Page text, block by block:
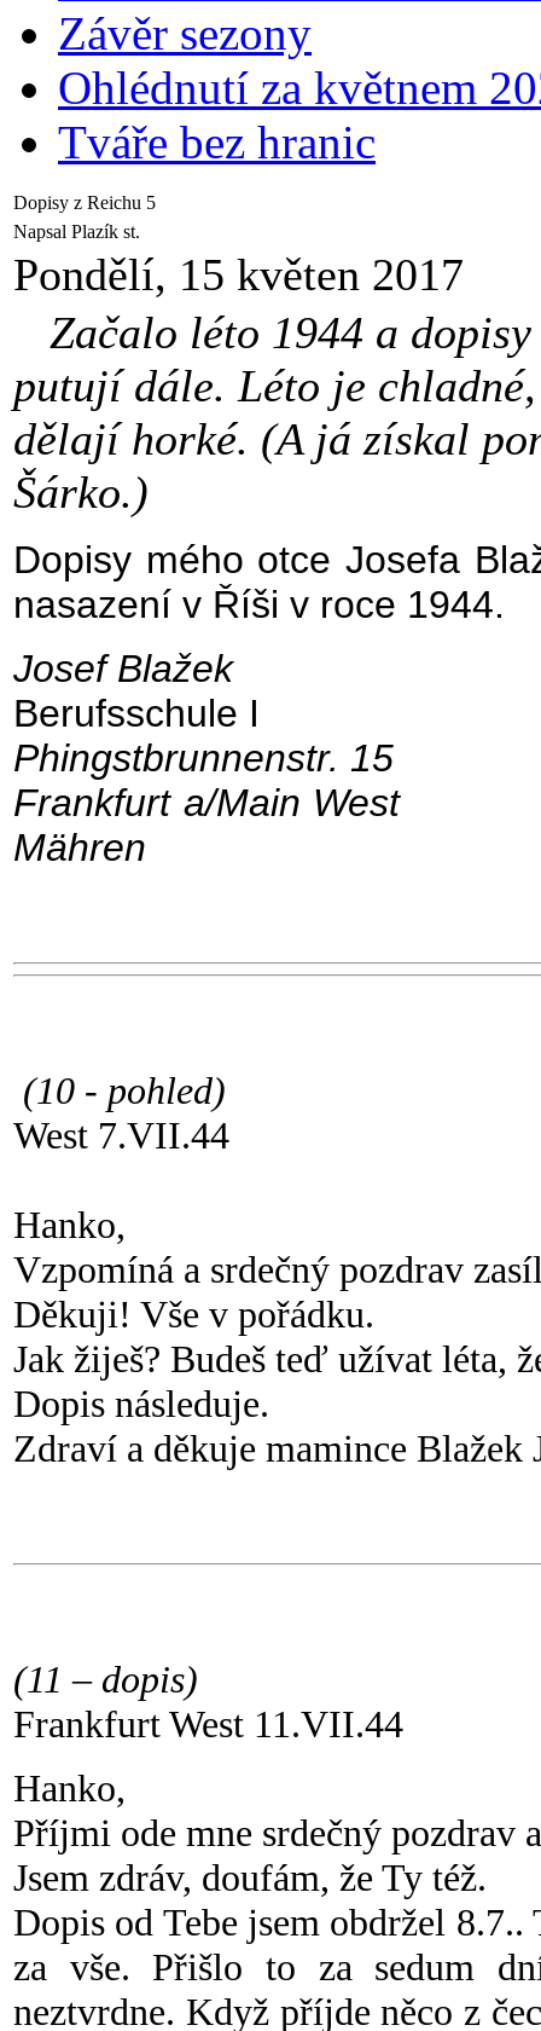
Závěr sezony
Ohlédnutí za květnem
Tváře bez hranic
Dopisy z Reichu 5
Napsal Plazík st.
Pondělí, 15 květen 2017
Začalo léto 1944 a
putují dále. Léto je
dělají horké. (A já získal
Šárko.)
Dopisy mého otce Josefa
nasazení v Říši v roce 1944.
Josef Blažek
Berufsschule I
Frankfurt a/Main
Mähren
(10 - pohled)
West 7.VII.44
Hanko,
Vzpomíná a srdečný pozdrav
Děkuji! Vše v pořádku.
Jak žiješ? Budeš teď užívat léta,
Dopis následuje.
Zdraví a děkuje mamince Blažek
(11 – dopis)
Frankfurt West 11.VII.44
Hanko,
Příjmi ode mne srdečný pozdrav
Jsem zdráv, doufám, že Ty též.
Dopis od Tebe jsem obdržel
za vše. Přišlo to za sedum
neztvrdne. Když příjde něco z